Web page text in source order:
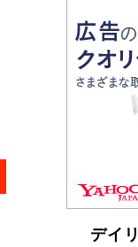
「『火垂
続けた“自
い」監督
戦争の記憶
デイ